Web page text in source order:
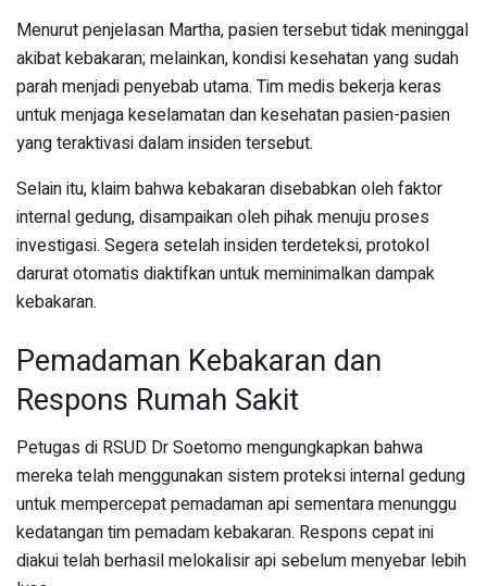
Menurut penjelasan Martha, pasien tersebut tidak meninggal
akibat kebakaran; melainkan, kondisi kesehatan yang sudah
parah menjadi penyebab utama. Tim medis bekerja keras
untuk menjaga keselamatan dan kesehatan pasien-pasien
yang teraktivasi dalam insiden tersebut.
Selain itu, klaim bahwa kebakaran disebabkan oleh faktor
internal gedung, disampaikan oleh pihak menuju proses
investigasi. Segera setelah insiden terdeteksi, protokol
darurat otomatis diaktifkan untuk meminimalkan dampak
kebakaran.
Pemadaman Kebakaran dan
Respons Rumah Sakit
Petugas di RSUD Dr Soetomo mengungkapkan bahwa
mereka telah menggunakan sistem proteksi internal gedung
untuk mempercepat pemadaman api sementara menunggu
kedatangan tim pemadam kebakaran. Respons cepat ini
diakui telah berhasil melokalisir api sebelum menyebar lebih